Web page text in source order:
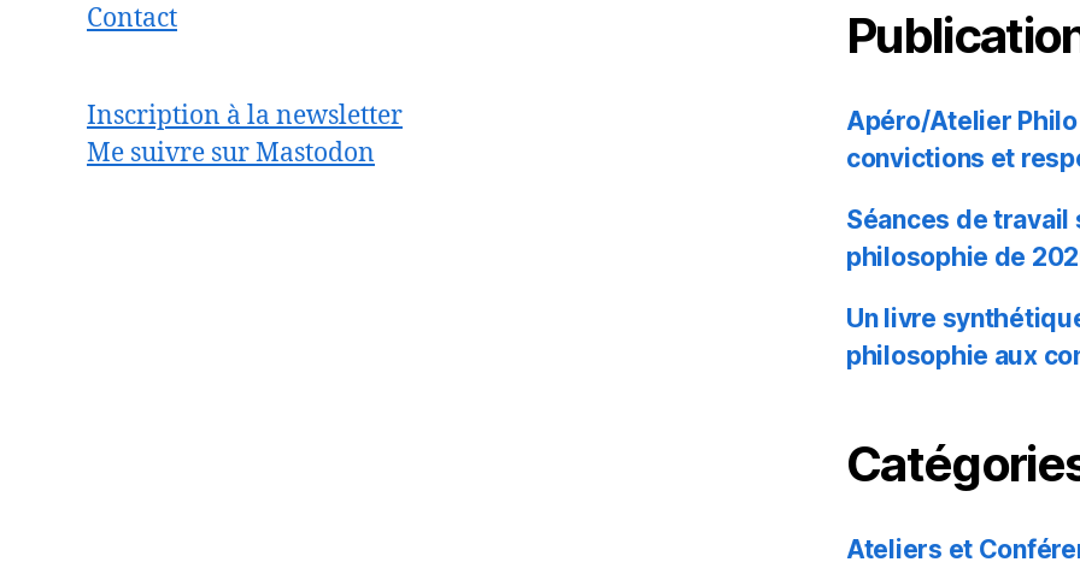
Contact
Inscription à la newsletter
Me suivre sur Mastodon
Apéro/Atelier
convictions et
Séances de
philosophie de
Un livre
philosophie aux
Ateliers et